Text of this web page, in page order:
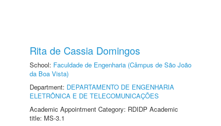
Rita de Cassia Domingos
School: Faculdade de Engenharia (Câmpus de São João
da Boa Vista)
Department: DEPARTAMENTO DE ENGENHARIA
ELETRÔNICA E DE TELECOMUNICAÇÕES
Academic Appointment Category: RDIDP Academic
title: MS-3.1